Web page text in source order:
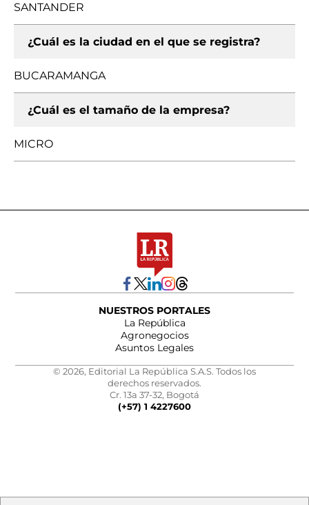
SANTANDER
¿Cuál es la ciudad en el que se registra?
BUCARAMANGA
¿Cuál es el tamaño de la empresa?
MICRO
NUESTROS PORTALES
La República
Agronegocios
Asuntos Legales
© 2026, Editorial La República S.A.S. Todos los
derechos reservados.
Cr. 13a 37-32, Bogotá
(+57) 1 4227600